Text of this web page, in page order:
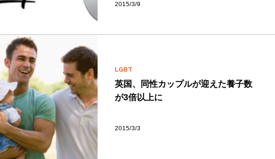
2015/3/9
LGBT
英国、同性カップルが迎えた養子数
が3倍以上に
2015/3/3